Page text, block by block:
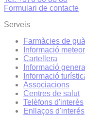
Formulari de contacte
Serveis
Farmàcies de
Informació
Cartellera
Informació general
Informació
Associacions
Centres de salut
Telèfons d'interès
Enllaços d'interés